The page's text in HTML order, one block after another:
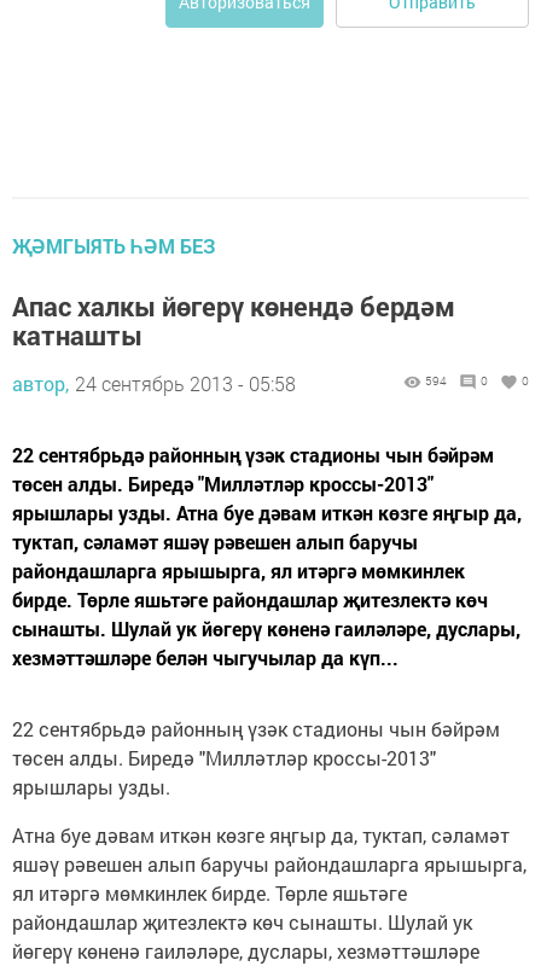
ҖӘМГЫЯТЬ ҺӘМ БЕЗ
Апас халкы йөгерү көнендә бердәм
катнашты
автор, 24 сентябрь 2013 - 05:58 594 0 0
22 сентябрьдә районның үзәк стадионы чын бәйрәм
төсен алды. Биредә "Милләтләр кроссы-2013"
ярышлары узды. Атна буе дәвам иткән көзге яңгыр да,
туктап, сәламәт яшәү рәвешен алып баручы
райондашларга ярышырга, ял итәргә мөмкинлек
бирде. Төрле яшьтәге райондашлар җитезлектә көч
сынашты. Шулай ук йөгерү көненә гаиләләре, дуслары,
хезмәттәшләре белән чыгучылар да күп...
22 сентябрьдә районның үзәк стадионы чын бәйрәм
төсен алды. Биредә "Милләтләр кроссы-2013"
ярышлары узды.
Атна буе дәвам иткән көзге яңгыр да, туктап, сәламәт
яшәү рәвешен алып баручы райондашларга ярышырга,
ял итәргә мөмкинлек бирде. Төрле яшьтәге
райондашлар җитезлектә көч сынашты. Шулай ук
йөгерү көненә гаиләләре, дуслары, хезмәттәшләре